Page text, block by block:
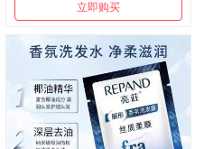
立即购买